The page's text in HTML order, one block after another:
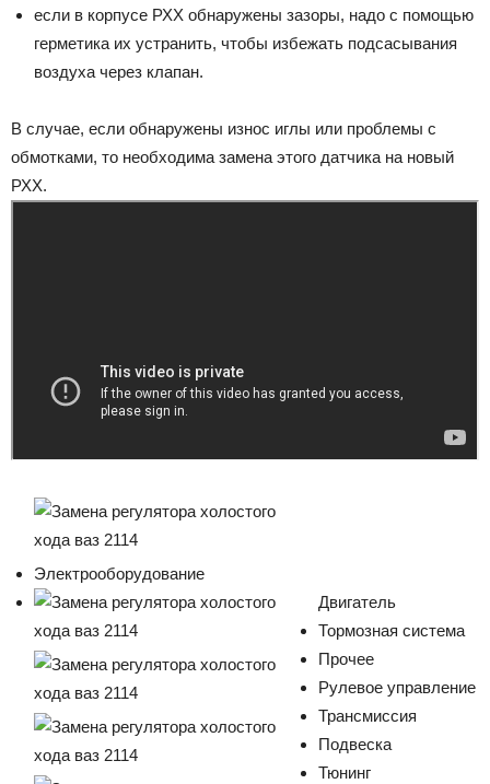
если в корпусе РХХ обнаружены зазоры, надо с помощью
герметика их устранить, чтобы избежать подсасывания
воздуха через клапан.
В случае, если обнаружены износ иглы или проблемы с
обмотками, то необходима замена этого датчика на новый
РХХ.
Электрооборудование
Двигатель
Тормозная система
Прочее
Рулевое управление
Трансмиссия
Подвеска
Тюнинг